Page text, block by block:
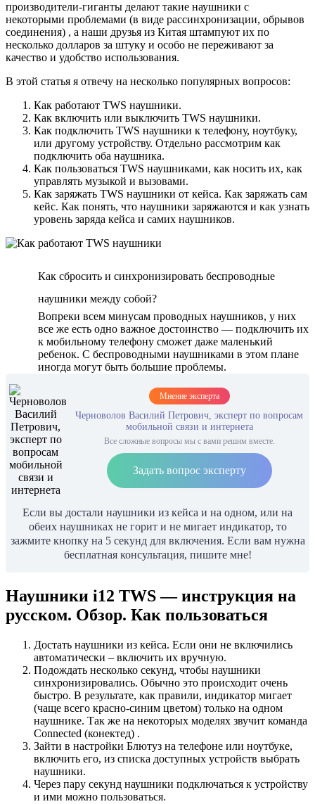
производители-гиганты делают такие наушники с
некоторыми проблемами (в виде рассинхронизации, обрывов
соединения) , а наши друзья из Китая штампуют их по
несколько долларов за штуку и особо не переживают за
качество и удобство использования.
В этой статья я отвечу на несколько популярных вопросов:
Как работают TWS наушники.
Как включить или выключить TWS наушники.
Как подключить TWS наушники к телефону, ноутбуку,
или другому устройству. Отдельно рассмотрим как
подключить оба наушника.
Как пользоваться TWS наушниками, как носить их, как
управлять музыкой и вызовами.
Как заряжать TWS наушники от кейса. Как заряжать сам
кейс. Как понять, что наушники заряжаются и как узнать
уровень заряда кейса и самих наушников.
Как сбросить и синхронизировать беспроводные
наушники между собой?
Вопреки всем минусам проводных наушников, у них
все же есть одно важное достоинство — подключить их
к мобильному телефону сможет даже маленький
ребенок. С беспроводными наушниками в этом плане
иногда могут быть большие проблемы.
Мнение эксперта
Черноволов Василий Петрович, эксперт по вопросам
мобильной связи и интернета
Все сложные вопросы мы с вами решим вместе.
Задать вопрос эксперту
Если вы достали наушники из кейса и на одном, или на
обеих наушниках не горит и не мигает индикатор, то
зажмите кнопку на 5 секунд для включения. Если вам нужна
бесплатная консультация, пишите мне!
Наушники i12 TWS — инструкция на
русском. Обзор. Как пользоваться
Достать наушники из кейса. Если они не включились
автоматически – включить их вручную.
Подождать несколько секунд, чтобы наушники
синхронизировались. Обычно это происходит очень
быстро. В результате, как правили, индикатор мигает
(чаще всего красно-синим цветом) только на одном
наушнике. Так же на некоторых моделях звучит команда
Connected (конектед) .
Зайти в настройки Блютуз на телефоне или ноутбуке,
включить его, из списка доступных устройств выбрать
наушники.
Через пару секунд наушники подключаться к устройству
и ими можно пользоваться.